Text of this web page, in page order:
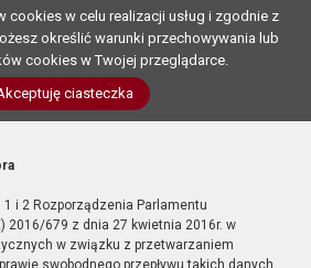
cookies w celu realizacji usług i zgodnie z
określić warunki przechowywania lub
cookies w Twojej przeglądarce.
ciasteczka
1 i 2 Rozporządzenia Parlamentu
2016/679 z dnia 27 kwietnia 2016r. w
w związku z przetwarzaniem
swobodnego przepływu takich danych